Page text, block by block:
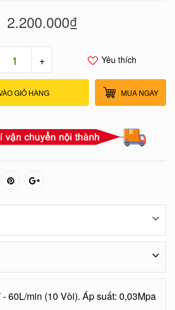
2.200.000₫
+ Yêu thích
GIỎ HÀNG MUA NGAY
60L/min (10 Vòi). Áp suất: 0,03Mpa